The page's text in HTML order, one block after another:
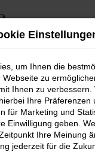
Error
Fehler aufgetreten.
Tipps, die dir
um Ihnen die
Webseite zu
Ihnen zu verbessern.
Ihre Präferenzen
für Marketing und
Einwilligung geben.
Ihre Meinung
jederzeit für die